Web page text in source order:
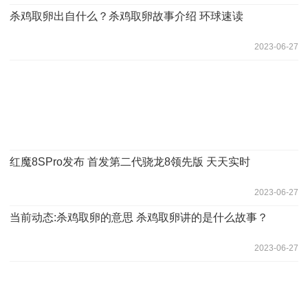
​杀鸡取卵出自什么？杀鸡取卵故事介绍 环球速读
2023-06-27
红魔8SPro发布 首发第二代骁龙8领先版 天天实时
2023-06-27
当前动态:杀鸡取卵的意思 杀鸡取卵讲的是什么故事？
2023-06-27